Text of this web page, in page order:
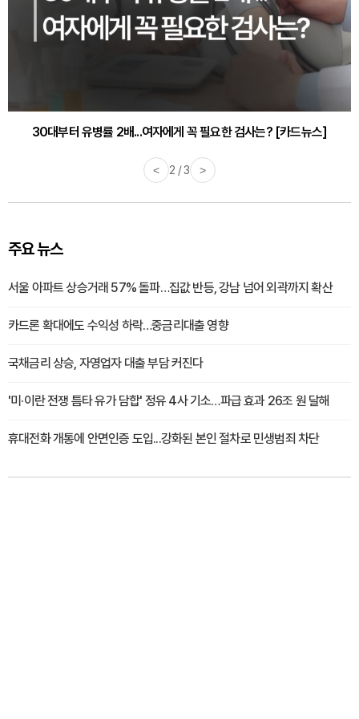
30대부터 유병률 2배...여자에게 꼭 필요한 검사는? [카드뉴스]
감기·독감 예방하고 면역력 높이는 4가지 영양제 [카드뉴스]
< 2 / 3 >
주요 뉴스
서울 아파트 상승거래 57% 돌파…집값 반등, 강남 넘어 외곽까지 확산
카드론 확대에도 수익성 하락…중금리대출 영향
국채금리 상승, 자영업자 대출 부담 커진다
'미·이란 전쟁 틈타 유가 담합' 정유 4사 기소…파급 효과 26조 원 달해
휴대전화 개통에 안면인증 도입...강화된 본인 절차로 민생범죄 차단